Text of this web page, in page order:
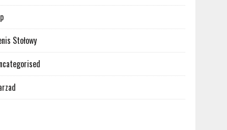
Stołowy